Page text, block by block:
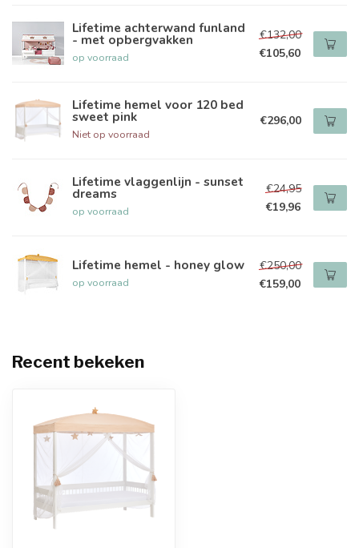
Lifetime achterwand funland
- met opbergvakken
op voorraad
€132,00
€105,60
Lifetime hemel voor 120 bed
sweet pink
Niet op voorraad
€296,00
Lifetime vlaggenlijn - sunset
dreams
op voorraad
€24,95
€19,96
Lifetime hemel - honey glow
op voorraad
€250,00
€159,00
Recent bekeken